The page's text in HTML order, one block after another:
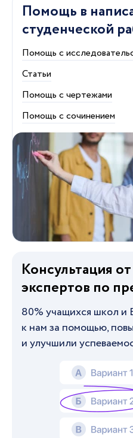
Помощь в
студенческой
Помощь с
Статьи
Помощь с чертежами
Помощь с сочинением
Консультация
экспертов по
80% учащихся школ и
к нам за помощью,
и улучшили